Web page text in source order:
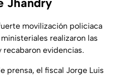
movilización policiaca
realizaron las
evidencias.
prensa, el fiscal Jorge Luis